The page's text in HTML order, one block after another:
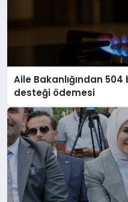
Aile Bakanlığından
desteği ödemesi